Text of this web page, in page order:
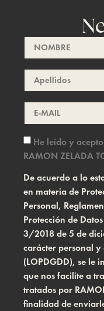
He leído y
RAMON ZELADA
De acuerdo a lo
en materia de
Personal,
Protección de
3/2018 de 5 de
carácter personal
(LOPDGDD), se le
que nos facilite a
tratados por
finalidad de